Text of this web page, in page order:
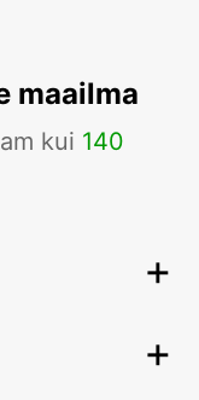
maailma
kui 140